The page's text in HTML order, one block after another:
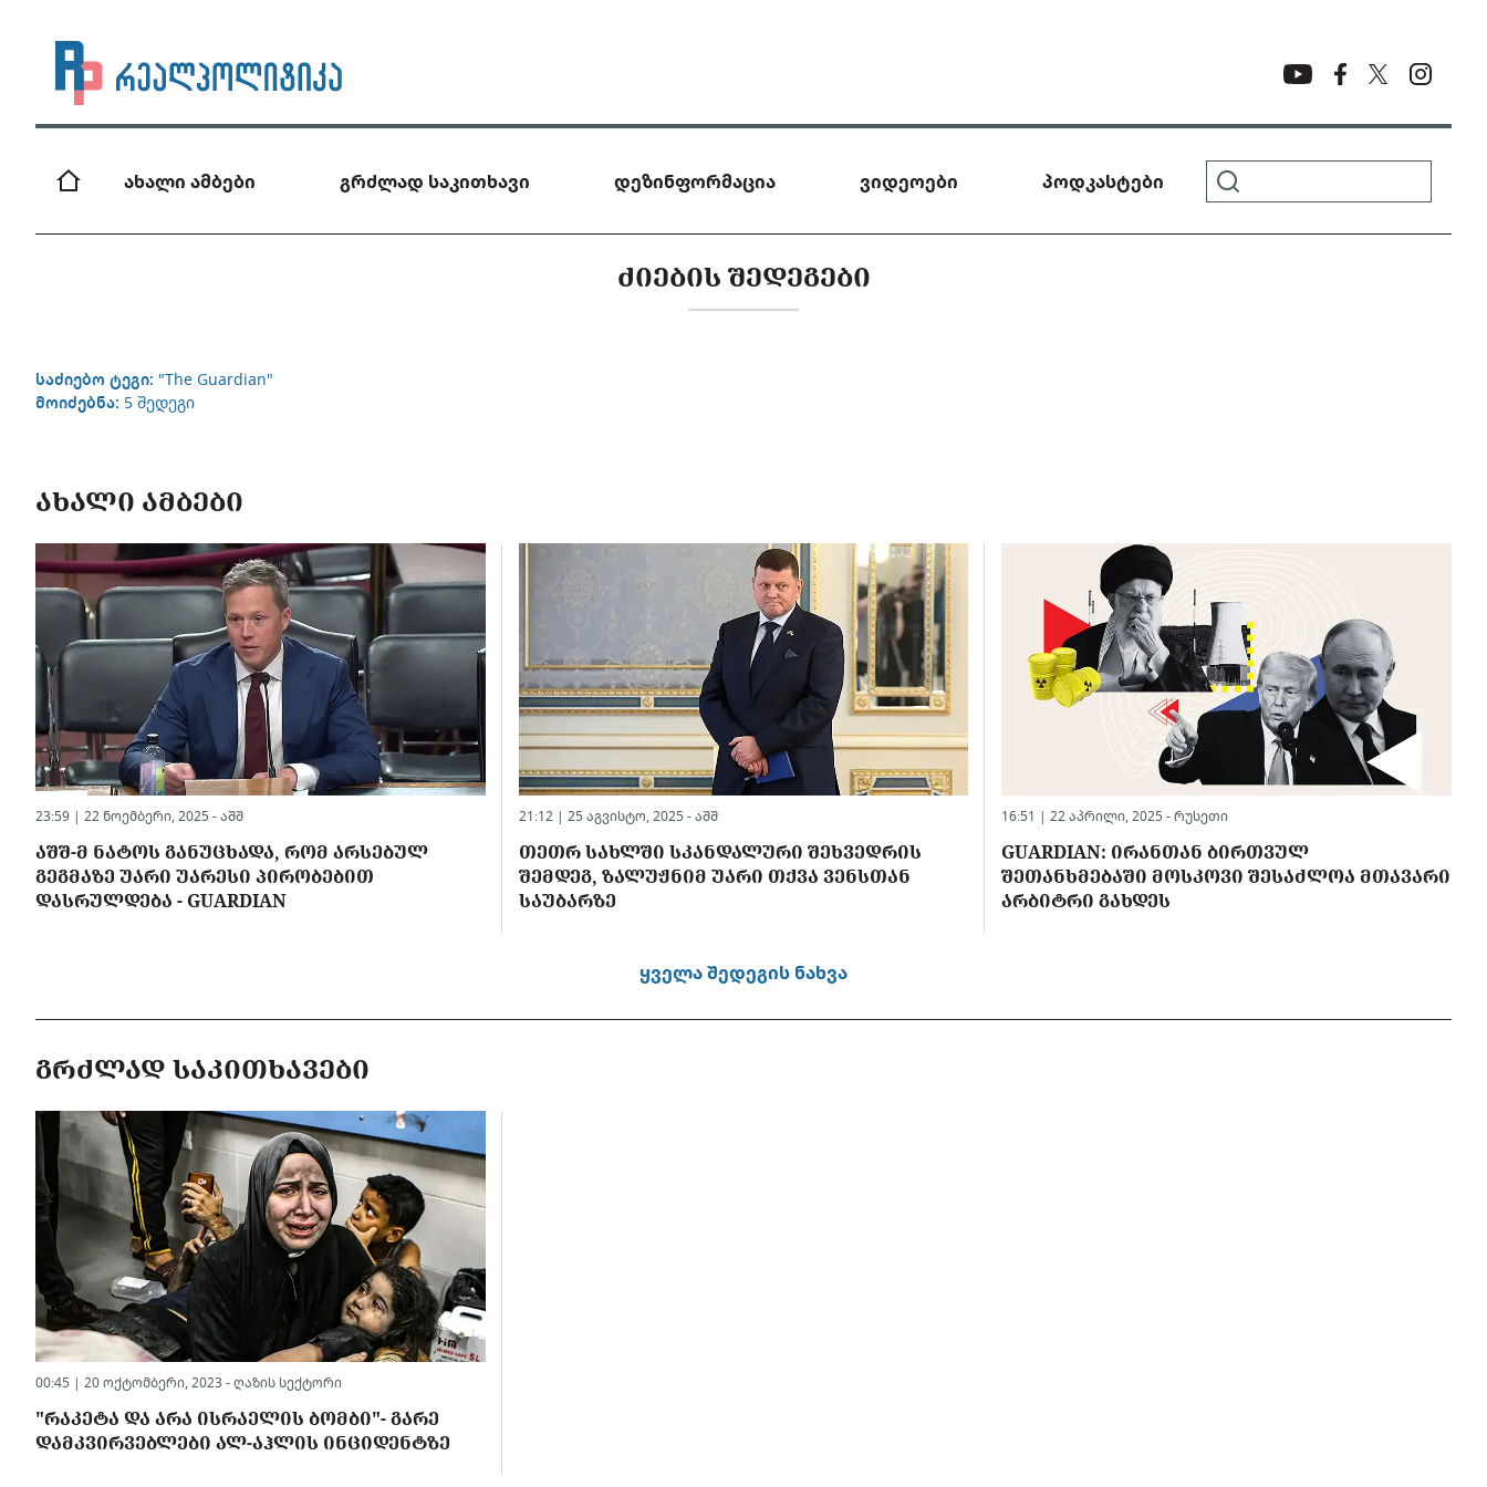
ახალი ამბები გრძლად საკითხავი დეზინფორმაცია ვიდეოები პოდკასტები
ᲫᲘᲔᲑᲘᲡ ᲨᲔᲓᲔᲒᲔᲑᲘ
საძიებო ტეგი: "The Guardian"
მოიძებნა: 5 შედეგი
ᲐᲮᲐᲚᲘ ᲐᲛᲑᲔᲑᲘ
23:59 | 22 ნოემბერი, 2025 - აშშ
ᲐᲨᲨ-Მ ᲜᲐᲢᲝᲡ ᲒᲐᲜᲣᲪᲮᲐᲓᲐ, ᲠᲝᲛ ᲐᲠᲡᲔᲑᲣᲚ
ᲒᲔᲒᲛᲐᲖᲔ ᲣᲐᲠᲘ ᲣᲐᲠᲔᲡᲘ ᲞᲘᲠᲝᲑᲔᲑᲘᲗ
ᲓᲐᲡᲠᲣᲚᲓᲔᲑᲐ - GUARDIAN
21:12 | 25 აგვისტო, 2025 - აშშ
ᲗᲔᲗᲠ ᲡᲐᲮᲚᲨᲘ ᲡᲙᲐᲜᲓᲐᲚᲣᲠᲘ ᲨᲔᲮᲕᲔᲓᲠᲘᲡ
ᲨᲔᲛᲓᲔᲒ, ᲖᲐᲚᲣᲟᲜᲘᲛ ᲣᲐᲠᲘ ᲗᲥᲕᲐ ᲕᲔᲜᲡᲗᲐᲜ
ᲡᲐᲣᲑᲐᲠᲖᲔ
16:51 | 22 აპრილი, 2025 -რუსეთი
GUARDIAN: ᲘᲠᲐᲜᲗᲐᲜ ᲑᲘᲠᲗᲕᲣᲚ
ᲨᲔᲗᲐᲜᲮᲛᲔᲑᲐᲨᲘ ᲛᲝᲡᲙᲝᲕᲘ ᲨᲔᲡᲐᲫᲚᲝᲐ ᲛᲗᲐᲕᲐᲠᲘ
ᲐᲠᲑᲘᲢᲠᲘ ᲒᲐᲮᲓᲔᲡ
ყველა შედეგის ნახვა
ᲒᲠᲫᲚᲐᲓ ᲡᲐᲙᲘᲗᲮᲐᲕᲔᲑᲘ
00:45 | 20 ოქტომბერი, 2023 - ღაზის სექტორი
"ᲠᲐᲙᲔᲢᲐ ᲓᲐ ᲐᲠᲐ ᲘᲡᲠᲐᲔᲚᲘᲡ ᲑᲝᲛᲑᲘ"- ᲒᲐᲠᲔ
ᲓᲐᲛᲙᲕᲘᲠᲕᲔᲑᲚᲔᲑᲘ ᲐᲚ-ᲐᲰᲚᲘᲡ ᲘᲜᲪᲘᲓᲔᲜᲢᲖᲔ